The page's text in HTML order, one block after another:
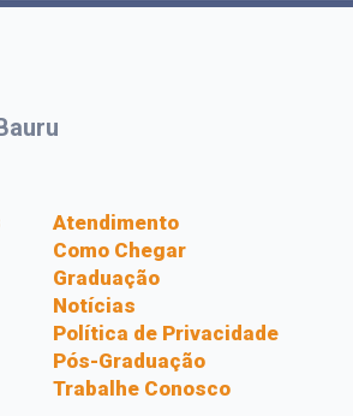
Atendimento
Como Chegar
Graduação
Notícias
Política de Privacidade
Pós-Graduação
Trabalhe Conosco